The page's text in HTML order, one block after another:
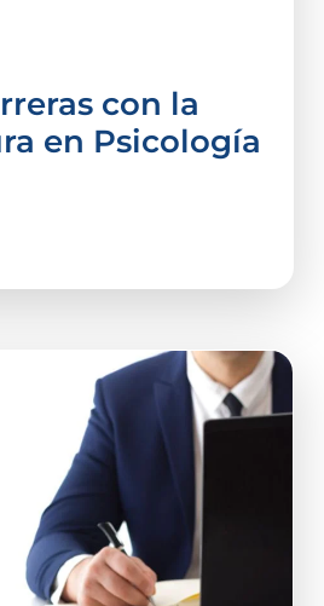
con la
en Psicología